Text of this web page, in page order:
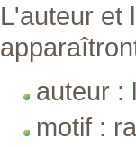
L'auteur et
auteur :
motif :